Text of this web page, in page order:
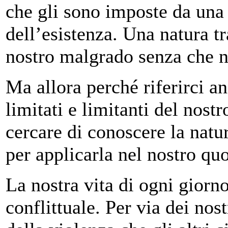
che gli sono imposte da
dell’esistenza. Una natura
nostro malgrado senza
Ma allora perché riferirci
limitati e limitanti del
cercare di conoscere la
per applicarla nel nostro
La nostra vita di ogni
conflittuale. Per via dei